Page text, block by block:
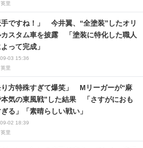
里
03 15:36
里
手ですね！」 今井翼、“全塗装”したオリ
カスタム車を披露 「塗装に特化した職人
って完成」
02 18:39
里
り方特殊すぎて爆笑」 Mリーガーが“麻
本気の東風戦”した結果 「さすがにおも
ぎる」「素晴らしい戦い」